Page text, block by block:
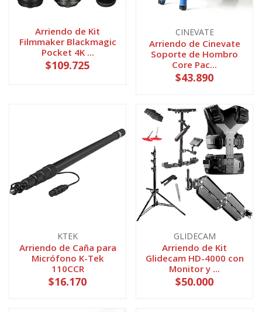
Arriendo de Kit
Filmmaker Blackmagic
Pocket 4K ...
$109.725
CINEVATE
Arriendo de Cinevate
Soporte de Hombro
Core Pac...
$43.890
KTEK
Arriendo de Caña para
Micrófono K-Tek
110CCR
$16.170
GLIDECAM
Arriendo de Kit
Glidecam HD-4000 con
Monitor y ...
$50.000